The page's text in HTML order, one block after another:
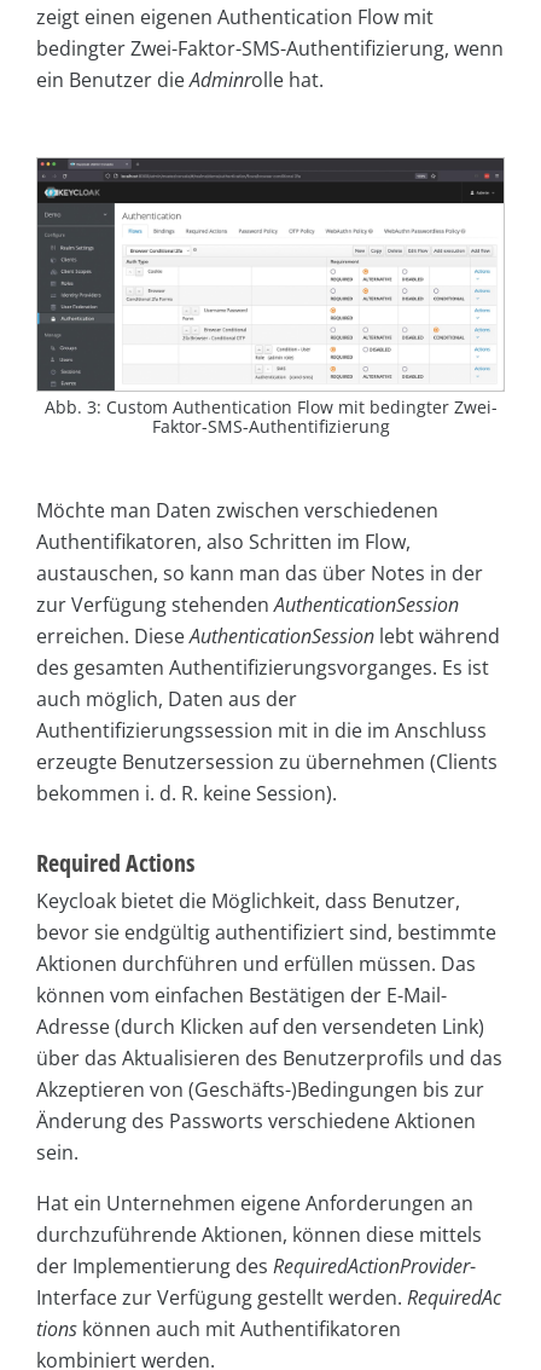
zeigt einen eigenen Authentication Flow mit
bedingter Zwei-Faktor-SMS-Authentifizierung, wenn
ein Benutzer dieAdminrolle hat.
Abb. 3: Custom Authentication Flow mit bedingter Zwei-
Faktor-SMS-Authentifizierung
Möchte man Daten zwischen verschiedenen
Authentifikatoren, also Schritten im Flow,
austauschen, so kann man das über Notes in der
zur Verfügung stehendenAuthenticationSession
erreichen. DieseAuthenticationSession lebt während
des gesamten Authentifizierungsvorganges. Es ist
auch möglich, Daten aus der
Authentifizierungssession mit in die im Anschluss
erzeugte Benutzersession zu übernehmen (Clients
bekommen i. d. R. keine Session).
Required Actions
Keycloak bietet die Möglichkeit, dass Benutzer,
bevor sie endgültig authentifiziert sind, bestimmte
Aktionen durchführen und erfüllen müssen. Das
können vom einfachen Bestätigen der E-Mail-
Adresse (durch Klicken auf den versendeten Link)
über das Aktualisieren des Benutzerprofils und das
Akzeptieren von (Geschäfts-)Bedingungen bis zur
Änderung des Passworts verschiedene Aktionen
sein.
Hat ein Unternehmen eigene Anforderungen an
durchzuführende Aktionen, können diese mittels
der Implementierung des RequiredActionProvider-
Interface zur Verfügung gestellt werden. RequiredAc
tions können auch mit Authentifikatoren
kombiniert werden.